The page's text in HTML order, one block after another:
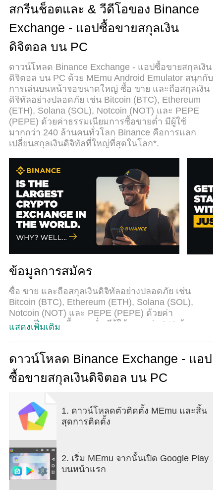
คุณด้วยคีย์บอร์ดและเมาส์ MEmu มีคุณสมบัติที่น่า
แปลกใจที่คุณคาดหวัง: การติดตั้งที่รวดเร็วและการตั้ง
ค่าที่ง่ายควบคุมได้ง่ายไม่ จำกัด แบตเตอรี่ข้อมูลมือถือ
และการโทรที่รบกวน MEmu 9 ใหม่ล่าสุดเป็นตัวเลือก
ที่ดีที่สุดสำหรับการใช้ Meitu – โปรแกรมแก้ไขภาพ
แนวธรรมชาติ บนคอมพิวเตอร์ของคุณ ด้วยรหัสการ
ดูดซึมของเราผู้จัดการหลายอินสแตนซ์ทำให้สามารถ
เปิดบัญชี 2 บัญชีขึ้นไปในเวลาเดียวกันได้ และที่สำคัญ
ที่สุดเอ็นจิ้นจำลองพิเศษของเราสามารถปลดปล่อย
ศักยภาพของPCของคุณและทำให้ทุกอย่างราบรื่นและ
สนุกสนาน
สกรีนช็อตและ & วีดีโอของ Binance
Exchange - แอปซื้อขายสกุลเงิน
ดิจิตอล บน PC
ดาวน์โหลด Binance Exchange - แอปซื้อขายสกุลเงิน
ดิจิตอล บน PC ด้วย MEmu Android Emulator สนุกกับ
การเล่นบนหน้าจอขนาดใหญ่ ซื้อ ขาย และถือสกุลเงิน
ดิจิทัลอย่างปลอดภัย เช่น Bitcoin (BTC), Ethereum
(ETH), Solana (SOL), Notcoin (NOT) และ PEPE
(PEPE) ด้วยค่าธรรมเนียมการซื้อขายต่ำ มีผู้ใช้
มากกว่า 240 ล้านคนทั่วโลก Binance คือการแลก
เปลี่ยนสกุลเงินดิจิทัลที่ใหญ่ที่สุดในโลก*.
ข้อมูลการสมัคร
ซื้อ ขาย และถือสกุลเงินดิจิทัลอย่างปลอดภัย เช่น
Bitcoin (BTC), Ethereum (ETH), Solana (SOL),
Notcoin (NOT) และ PEPE (PEPE) ด้วยค่า
ธรรมเนียมการซื้อขายต่ำ มีผู้ใช้มากกว่า 240 ล้านคน
นี่คือเหตุผล:
แลกเปลี่ยนโทเค็นที่คุณชื่นชอบและอีกมากมาย
ซื้อขายสกุลเงินดิจิทัลที่จดทะเบียนมากกว่า 350
รายการ รวมถึง Bitcoin (BTC), Ethereum (ETH),
PEPE (PEPE) และ Notcoin (NOT)
ติดตามตลาดโดยใช้การแจ้งเตือนราคาและซื้อขาย
ตั้งค่าคำสั่งซื้อที่เกิดซ้ำ (DCA) เพื่อซื้อ crypto ทุก
ชั่วโมง วัน สัปดาห์หรือเดือน
เพลิดเพลินกับสภาพคล่องที่ดีที่สุดในการซื้อขาย crypto
แสดงเพิ่มเติม
ดาวน์โหลด Binance Exchange - แอป
ซื้อขายสกุลเงินดิจิตอล บน PC
1. ดาวน์โหลดตัวติดตั้ง MEmu และสิ้น
สุดการติดตั้ง
2. เริ่ม MEmu จากนั้นเปิด Google Play
บนหน้าแรก